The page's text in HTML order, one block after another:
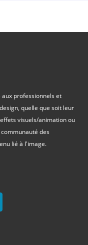
professionnels et
quelle que soit leur
visuels/animation ou
des
lié à l'image.